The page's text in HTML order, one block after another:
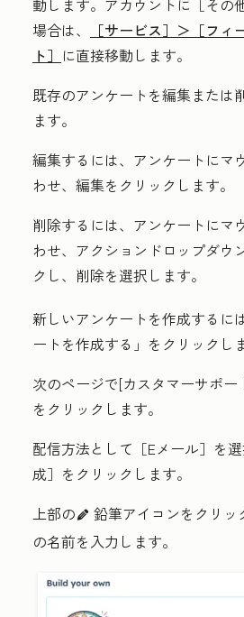
動します。アカウントに ［そ
場合は、
［サービス］＞ ［フ
ト］ に直接移動します。
既存のアンケートを編集または
ます。
編集するには、アンケートにマ
わせ、 編集を クリックします。
削除するには、アンケートにマ
わせ、 アクション ドロップダウ
クし、 削除を選択します。
新しいアンケートを作成するに
ートを作成する 」をクリックし
次のページで[カスタマーサポー
をクリックします。
配信方法として ［Eメール］ を
成］ をクリックします。
上部のedit 鉛筆アイコンをクリッ
の名前を入力します。